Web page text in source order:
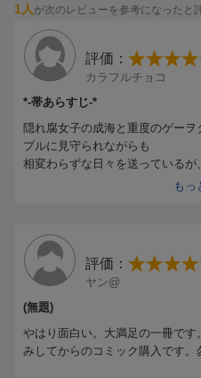
す。樺倉さんの彼女も最高！
あぁ、羨ましい...
ヲタクを隠さずいれるなんて...な
部屋で笑いながら読んでいたら母
ら...母もハマりました。因みに
しんでます。
1人 が次のレビューを参考になったと
評価：
カラフルチョコ
*-帯あらすじ-*
隠れ腐女子の成海と重度のゲー
プルに見守られながらも
相変わらずな日々を送っているが
感に二人はヲタクならではの恋
るヲタ恋の第2巻。今回もキュン
おおくりいたします。
-------------->
面白いです。何らかのヲタクだと
Episode11のゲームネタ好き。
何故か旦那(ｹﾞｰﾏｰ)までもが読ん
213310-20160220-0424235307
もっ
評価：
ヤン@
(無題)
やはり面白い。大満足の一冊で
みしてからのコミック購入です。